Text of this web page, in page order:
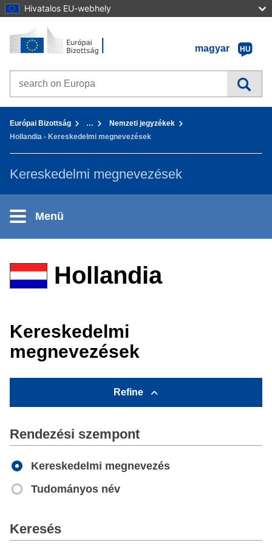
Hivatalos EU-webhely
Tovább a tartalomhoz
Kezdőlap - Európai Bizottság
magyar
HU
Search on Europa websites
Európai Bizottság …
Nemzeti jegyzékek
Hollandia - Kereskedelmi megnevezések
Kereskedelmi megnevezések
Menü
Hollandia
Kereskedelmi
megnevezések
Refine
Rendezési szempont
Kereskedelmi megnevezés
Tudományos név
Keresés